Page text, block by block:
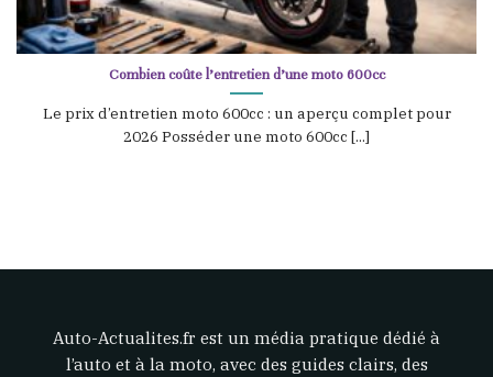
Combien coûte l’entretien d’une moto 600cc
Le prix d’entretien moto 600cc : un aperçu complet pour
2026 Posséder une moto 600cc [...]
Auto-Actualites.fr est un média pratique dédié à
l’auto et à la moto, avec des guides clairs, des